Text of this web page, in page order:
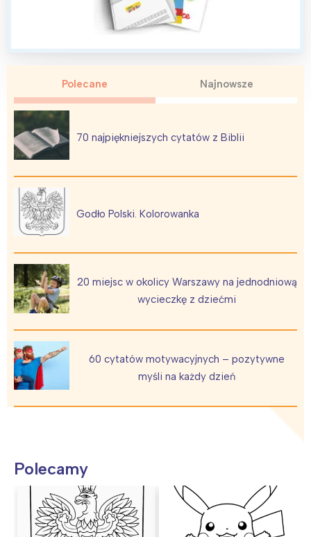
Polecane Najnowsze
70 najpiękniejszych cytatów z Biblii
Godło Polski. Kolorowanka
20 miejsc w okolicy Warszawy na jednodniową
wycieczkę z dziećmi
60 cytatów motywacyjnych – pozytywne
myśli na każdy dzień
Polecamy
Interesują mnie wydarzenia z
tego regionu:
Warszawa
Łódź
Trójmiasto
Poznań
Wrocław
Kraków
Północ
Wybieram